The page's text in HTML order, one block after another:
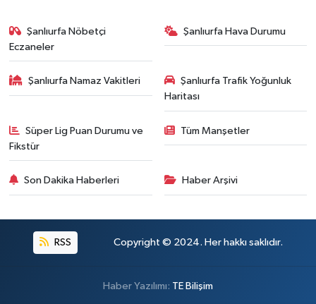
Şanlıurfa Nöbetçi
Eczaneler
Şanlıurfa Hava Durumu
Şanlıurfa Namaz Vakitleri
Şanlıurfa Trafik Yoğunluk
Haritası
Süper Lig Puan Durumu ve
Fikstür
Tüm Manşetler
Son Dakika Haberleri Haber Arşivi
RSS Copyright © 2024. Her hakkı saklıdır.
Haber Yazılımı: TE Bilişim